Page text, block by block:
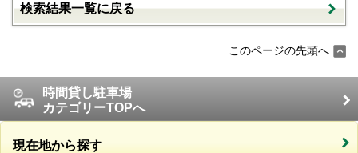
検索結果一覧に戻る
このページの先頭へ
時間貸し駐車場
カテゴリーTOPへ
現在地から探す